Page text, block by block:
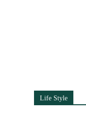
Life Style